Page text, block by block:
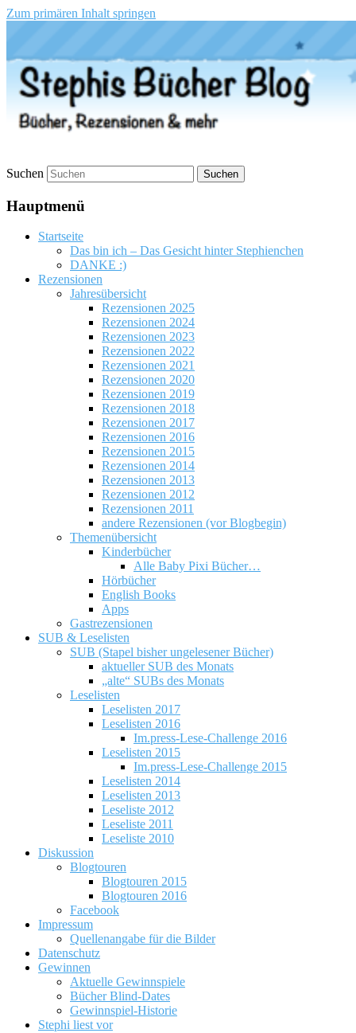
Zum primären Inhalt springen
Stephis Bücher Blog
Suchen
Hauptmenü
Startseite
Das bin ich – Das Gesicht hinter Stephienchen
DANKE :)
Rezensionen
Jahresübersicht
Rezensionen 2025
Rezensionen 2024
Rezensionen 2023
Rezensionen 2022
Rezensionen 2021
Rezensionen 2020
Rezensionen 2019
Rezensionen 2018
Rezensionen 2017
Rezensionen 2016
Rezensionen 2015
Rezensionen 2014
Rezensionen 2013
Rezensionen 2012
Rezensionen 2011
andere Rezensionen (vor Blogbegin)
Themenübersicht
Kinderbücher
Alle Baby Pixi Bücher…
Hörbücher
English Books
Apps
Gastrezensionen
SUB & Leselisten
SUB (Stapel bisher ungelesener Bücher)
aktueller SUB des Monats
„alte“ SUBs des Monats
Leselisten
Leselisten 2017
Leselisten 2016
Im.press-Lese-Challenge 2016
Leselisten 2015
Im.press-Lese-Challenge 2015
Leselisten 2014
Leselisten 2013
Leseliste 2012
Leseliste 2011
Leseliste 2010
Diskussion
Blogtouren
Blogtouren 2015
Blogtouren 2016
Facebook
Impressum
Quellenangabe für die Bilder
Datenschutz
Gewinnen
Aktuelle Gewinnspiele
Bücher Blind-Dates
Gewinnspiel-Historie
Stephi liest vor